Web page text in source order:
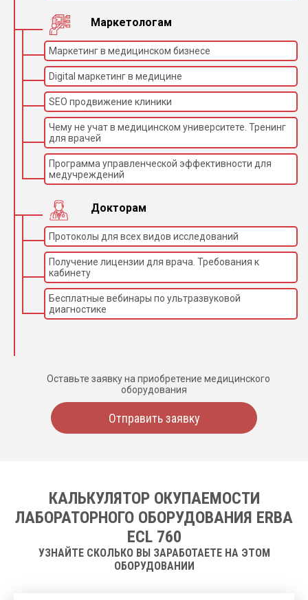
Маркетологам
Маркетинг в медицинском бизнесе
Digital маркетинг в медицине
SEO продвижение клиники
Чему не учат в медицинском университете. Тренинг
для врачей
Программа управленческой эффективности для
медучреждений
Докторам
Протоколы для всех видов исследований
Получение лицензии для врача. Требования к
кабинету
Бесплатные вебинары по ультразвуковой
диагностике
Оставьте заявку на приобретение медицинского
оборудования
Отправить заявку
КАЛЬКУЛЯТОР ОКУПАЕМОСТИ
ЛАБОРАТОРНОГО ОБОРУДОВАНИЯ ERBA
ECL 760
УЗНАЙТЕ СКОЛЬКО ВЫ ЗАРАБОТАЕТЕ НА ЭТОМ
ОБОРУДОВАНИИ